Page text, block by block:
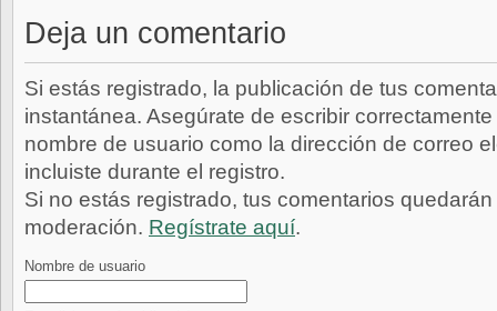
Deja un comentario
Si estás registrado, la publicación de tus
instantánea. Asegúrate de escribir
nombre de usuario como la dirección de correo
incluiste durante el registro.
Si no estás registrado, tus comentarios
moderación. Regístrate aquí.
Nombre de usuario